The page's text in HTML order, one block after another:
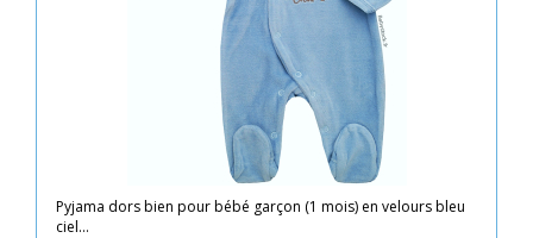
Pyjama dors bien pour bébé garçon (1 mois) en velours bleu
ciel...